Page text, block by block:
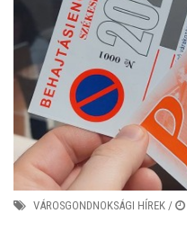
VÁROSGONDNOKSÁGI HÍREK /